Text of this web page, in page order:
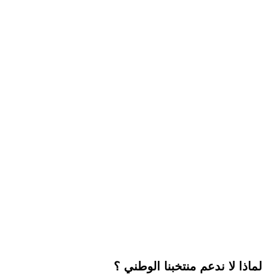
لماذا لا ندعم منتخبنا الوطني ؟